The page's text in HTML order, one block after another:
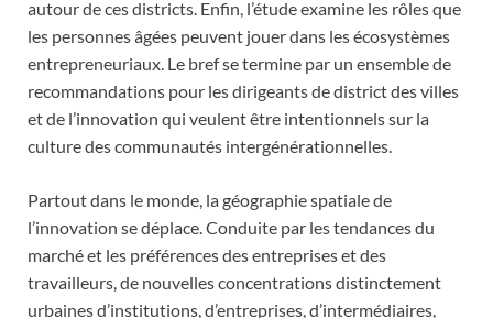
autour de ces districts. Enfin, l’étude examine les rôles que
les personnes âgées peuvent jouer dans les écosystèmes
entrepreneuriaux. Le bref se termine par un ensemble de
recommandations pour les dirigeants de district des villes
et de l’innovation qui veulent être intentionnels sur la
culture des communautés intergénérationnelles.
Partout dans le monde, la géographie spatiale de
l’innovation se déplace. Conduite par les tendances du
marché et les préférences des entreprises et des
travailleurs, de nouvelles concentrations distinctement
urbaines d’institutions, d’entreprises, d’intermédiaires,